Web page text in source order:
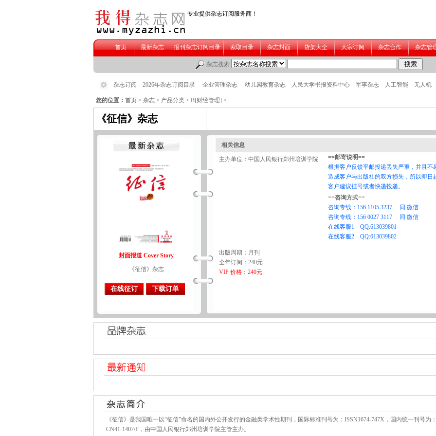
您的位置： 首页 > 杂志 > 产品分类 > B[财经管理] >
《征信》杂志
封面报道 Cover Story
《征信》杂志
在线征订 下载订单
相关信息
主办单位：中国人民银行郑州培训学院
出版周期：月刊
全年订阅：240元
VIP 价格：240元
《征信》是我国唯一以“征信”命名的国内外公开发行的金融类学术性期刊，国际标准刊号为：ISSN1674-747X，国内统一刊号为
CN41-1407/F，由中国人民银行郑州培训学院主管主办。